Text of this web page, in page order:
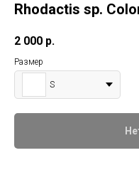
Rhodactis sp.
2 000 р.
Размер
S